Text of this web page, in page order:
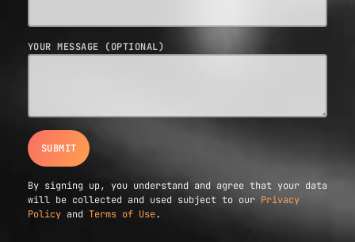
YOUR MESSAGE (OPTIONAL)
By signing up, you understand and agree that your data
will be collected and used subject to our Privacy
Policy and Terms of Use.